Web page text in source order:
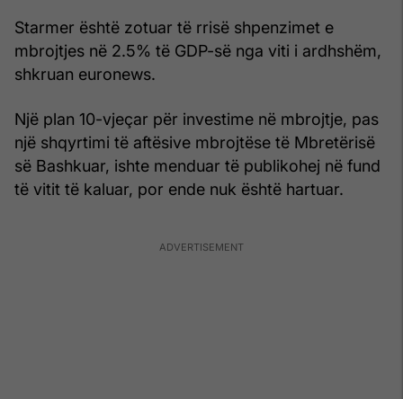
Starmer është zotuar të rrisë shpenzimet e
mbrojtjes në 2.5% të GDP-së nga viti i ardhshëm,
shkruan euronews.
Një plan 10-vjeçar për investime në mbrojtje, pas
një shqyrtimi të aftësive mbrojtëse të Mbretërisë
së Bashkuar, ishte menduar të publikohej në fund
të vitit të kaluar, por ende nuk është hartuar.